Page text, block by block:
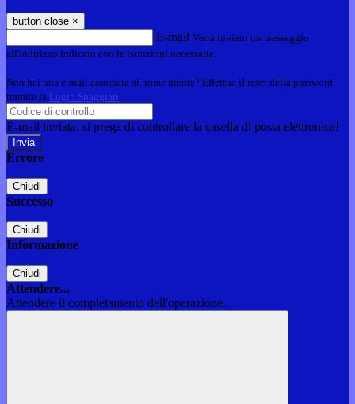
button close ×
E-mail Verrà inviato un messaggio
all'indirizzo indicato con le istruzioni necessarie.
Non hai una e-mail associata al nome utente? Effettua il reset della password
tramite la Login Spaggiari
E-mail inviata, si prega di controllare la casella di posta elettronica!
Errore
Chiudi
Successo
Chiudi
Informazione
Chiudi
Attendere...
Attendere il completamento dell'operazione...